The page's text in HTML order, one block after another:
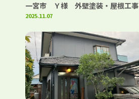
一宮市 Ｙ様 外壁塗装・屋根工事
2025.11.07